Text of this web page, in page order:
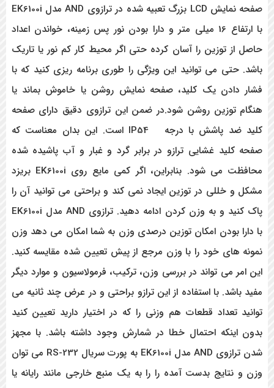
صفحه نمایش LCD بزرگ تعبیه شده در ترازوی AND مدل EK6100i
با ارتفاع 16 میلی متر و دارا بودن نور پس زمینه، خواندن اعداد
حاصل از توزین را آسان کرده حتی اگر محیط کار کم نور یا تاریک
باشد. حتی می توانید این ویژگی را طوری برنامه ریزی کنید که با
فشار دادن یک کلید، صفحه نمایش روشن یا خاموش بماند یا
هنگام توزین روشن شود.در ضمن این ترازوی دقیق دارای صفحه
کلید ضد پاشش با درجه IP54 است. این بدان معناست که
صفحه کلید غشایی ترازو در برابر گرد و غبار و آب پاشیده شده
محافظت می شود. بنابراین، اگر کمی مایع روی EK6100i بریزد
مشکل و خللی در توزین ایجاد نمی کند و براحتی می توانید آن را
پاک کنید و به وزن کردن ادامه دهید. ترازوی AND مدل EK6100i
با دارا بودن امکان توزین درصدی وزن به شما امکان می دهد وزن
نمونه های خود را با وزن مرجع از پیش تعیین شده مقایسه کنید.
این امر می تواند در بررسی وزن، ترکیب، فرمولاسیون و موارد دیگر
مفید باشد. با استفاده از این ترازو براحتی و در عرض چند ثانیه می
توانید تعداد قطعات هم وزنی را که در اختیار دارید تعیین کنید
بدون اینکه احتمال خطا در شمارش وجود داشته باشد. با مجهز
شدن ترازوی AND مدل EK6100i به پورت سریال RS-232 می توان
وزن و نتایج بدست آمده را را به یک منبع خارجی مانند رایانه یا